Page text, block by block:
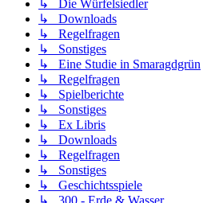
↳ Die Würfelsiedler
↳ Downloads
↳ Regelfragen
↳ Sonstiges
↳ Eine Studie in Smaragdgrün
↳ Regelfragen
↳ Spielberichte
↳ Sonstiges
↳ Ex Libris
↳ Downloads
↳ Regelfragen
↳ Sonstiges
↳ Geschichtsspiele